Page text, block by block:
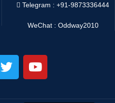
Telegram : +91-9873336444
WeChat : Oddway2010